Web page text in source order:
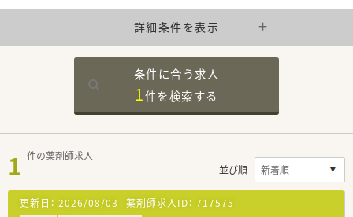
詳細条件を表示
条件に合う求人
1件を検索する
1 件の薬剤師求人
並び順
更新日： 2026/08/03 薬剤師求人ID： 717575